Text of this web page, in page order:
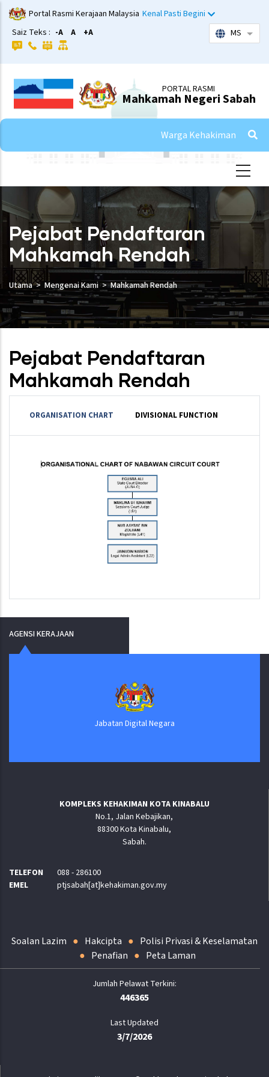
Skip
to
main
content
Portal Rasmi Kerajaan Malaysia Kenal Pasti Begini
MS
List
Saiz Teks : -A A +A
PORTAL RASMI
Mahkamah Negeri Sabah
Warga Kehakiman
Pejabat Pendaftaran
Mahkamah Rendah
Utama Mengenai Kami Mahkamah Rendah
Pejabat Pendaftaran
Mahkamah Rendah
ORGANISATION CHART DIVISIONAL FUNCTION
AGENSI KERAJAAN
Jabatan Digital Negara
KOMPLEKS KEHAKIMAN KOTA KINABALU
No.1, Jalan Kebajikan,
88300 Kota Kinabalu,
Sabah.
TELEFON
088 - 286100
EMEL
ptjsabah[at]kehakiman.gov.my
Soalan Lazim Hakcipta
Polisi Privasi & Keselamatan
Penafian
Peta Laman
446365
Last Updated
3/7/2026